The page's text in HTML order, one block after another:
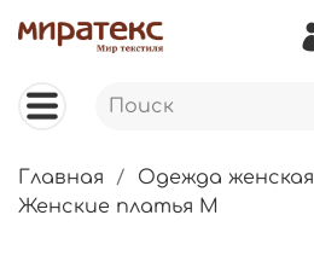
Главная
Одежда женская
Женские платья М